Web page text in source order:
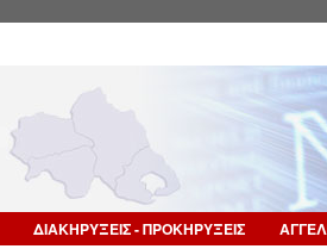
ΔΙΑΚΗΡΥΞΕΙΣ - ΠΡΟΚΗΡΥΞΕΙΣ